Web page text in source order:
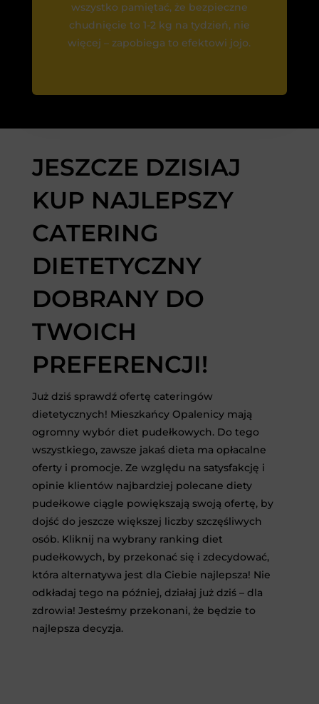
wszystko pamiętać, że bezpieczne
chudnięcie to 1-2 kg na tydzień, nie
więcej – zapobiega to efektowi jojo.
JESZCZE DZISIAJ
KUP NAJLEPSZY
CATERING
DIETETYCZNY
DOBRANY DO
TWOICH
PREFERENCJI!
Już dziś sprawdź ofertę cateringów
dietetycznych! Mieszkańcy Opalenicy mają
ogromny wybór diet pudełkowych. Do tego
wszystkiego, zawsze jakaś dieta ma opłacalne
oferty i promocje. Ze względu na satysfakcję i
opinie klientów najbardziej polecane diety
pudełkowe ciągle powiększają swoją ofertę, by
dojść do jeszcze większej liczby szczęśliwych
osób. Kliknij na wybrany ranking diet
pudełkowych, by przekonać się i zdecydować,
która alternatywa jest dla Ciebie najlepsza! Nie
odkładaj tego na później, działaj już dziś – dla
zdrowia! Jesteśmy przekonani, że będzie to
najlepsza decyzja.